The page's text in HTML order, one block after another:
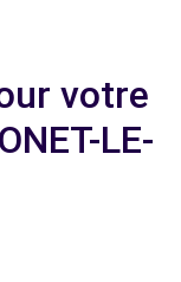
votre
LE-